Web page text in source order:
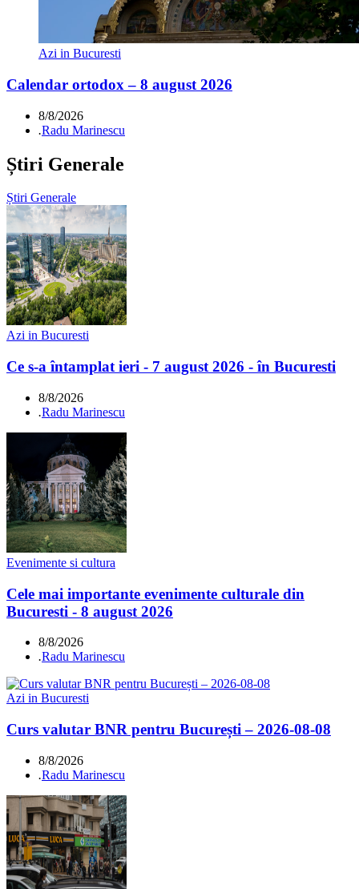
Azi in Bucuresti
Calendar ortodox – 8 august 2026
8/8/2026
.Radu Marinescu
Știri Generale
Știri Generale
Azi in Bucuresti
Ce s-a întamplat ieri - 7 august 2026 - în Bucuresti
8/8/2026
.Radu Marinescu
Evenimente si cultura
Cele mai importante evenimente culturale din
Bucuresti - 8 august 2026
8/8/2026
.Radu Marinescu
Azi in Bucuresti
Curs valutar BNR pentru București – 2026-08-08
8/8/2026
.Radu Marinescu